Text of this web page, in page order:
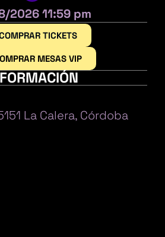
2026 11:59 pm
TICKETS
MESAS VIP
La Calera, Córdoba